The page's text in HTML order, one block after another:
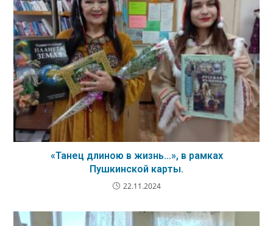
«Танец длиною в жизнь…», в рамках
Пушкинской карты.
22.11.2024